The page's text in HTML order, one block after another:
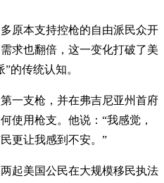
原本支持控枪的自由派民众开
求也翻倍，这一变化打破了美
的传统认知。
一支枪，并在弗吉尼亚州首府
使用枪支。他说：“我感觉，
更让我感到不安。”
起美国公民在大规模移民执法